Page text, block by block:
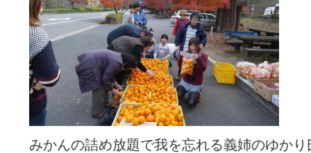
みかんの詰め放題で我を忘れる義姉のゆかり